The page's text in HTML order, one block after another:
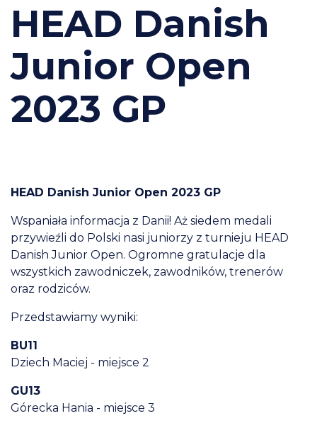
HEAD Danish
Junior Open
2023 GP
HEAD Danish Junior Open 2023 GP
Wspaniała informacja z Danii! Aż siedem medali
przywieźli do Polski nasi juniorzy z turnieju HEAD
Danish Junior Open. Ogromne gratulacje dla
wszystkich zawodniczek, zawodników, trenerów
oraz rodziców.
Przedstawiamy wyniki:
BU11
Dziech Maciej - miejsce 2
GU13
Górecka Hania - miejsce 3